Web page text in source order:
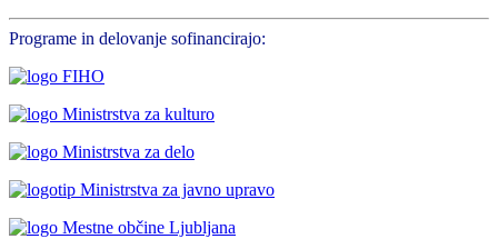
Programe in delovanje sofinancirajo: